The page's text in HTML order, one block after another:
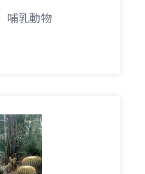
哺乳動物